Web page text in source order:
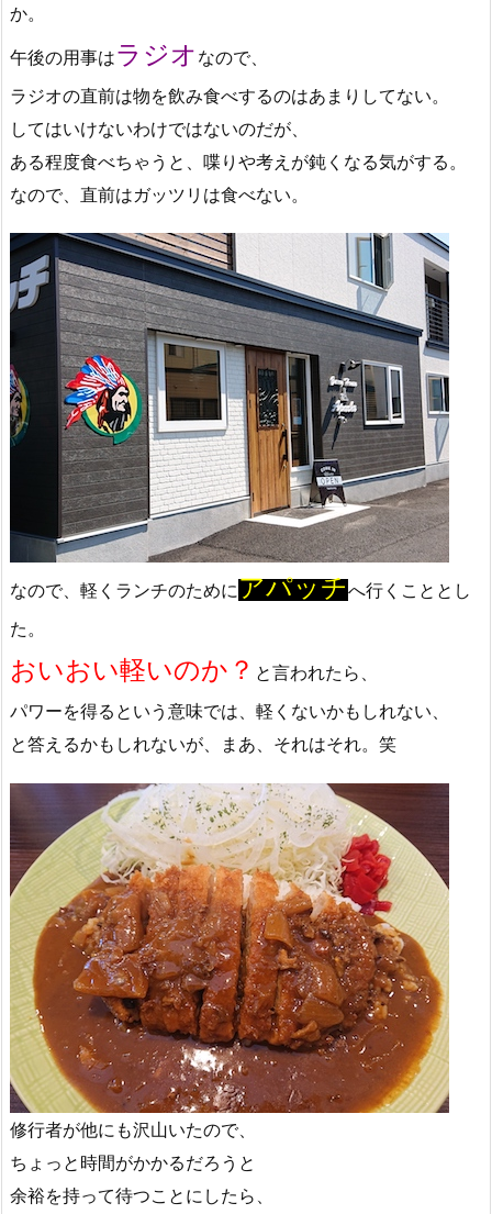
か。
午後の用事はラジオ なので、
ラジオの直前は物を飲み食べするのはあまりしてない。
してはいけないわけではないのだが、
ある程度食べちゃうと、喋りや考えが鈍くなる気がする。
なので、直前はガッツリは食べない。
なので、軽くランチのためにアパッチへ行くこととし
た。
おいおい軽いのか？ と言われたら、
パワーを得るという意味では、軽くないかもしれない、
と答えるかもしれないが、まあ、それはそれ。笑
修行者が他にも沢山いたので、
ちょっと時間がかかるだろうと
余裕を持って待つことにしたら、